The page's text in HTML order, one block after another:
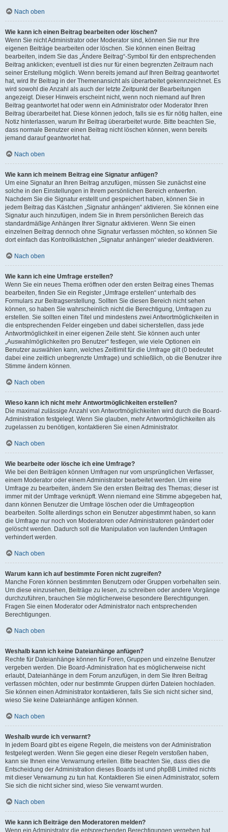
Nach oben
Wie kann ich einen Beitrag bearbeiten oder löschen?
Wenn Sie nicht Administrator oder Moderator sind, können Sie nur Ihre
eigenen Beiträge bearbeiten oder löschen. Sie können einen Beitrag
bearbeiten, indem Sie das „Ändere Beitrag“-Symbol für den entsprechenden
Beitrag anklicken; eventuell ist dies nur für einen begrenzten Zeitraum nach
seiner Erstellung möglich. Wenn bereits jemand auf Ihren Beitrag geantwortet
hat, wird Ihr Beitrag in der Themenansicht als überarbeitet gekennzeichnet. Es
wird sowohl die Anzahl als auch der letzte Zeitpunkt der Bearbeitungen
angezeigt. Dieser Hinweis erscheint nicht, wenn noch niemand auf Ihren
Beitrag geantwortet hat oder wenn ein Administrator oder Moderator Ihren
Beitrag überarbeitet hat. Diese können jedoch, falls sie es für nötig halten, eine
Notiz hinterlassen, warum Ihr Beitrag überarbeitet wurde. Bitte beachten Sie,
dass normale Benutzer einen Beitrag nicht löschen können, wenn bereits
jemand darauf geantwortet hat.
Nach oben
Wie kann ich meinem Beitrag eine Signatur anfügen?
Um eine Signatur an Ihren Beitrag anzufügen, müssen Sie zunächst eine
solche in den Einstellungen in Ihrem persönlichen Bereich entwerfen.
Nachdem Sie die Signatur erstellt und gespeichert haben, können Sie in
jedem Beitrag das Kästchen „Signatur anhängen“ aktivieren. Sie können eine
Signatur auch hinzufügen, indem Sie in Ihrem persönlichen Bereich das
standardmäßige Anhängen Ihrer Signatur aktivieren. Wenn Sie einen
einzelnen Beitrag dennoch ohne Signatur verfassen möchten, so können Sie
dort einfach das Kontrollkästchen „Signatur anhängen“ wieder deaktivieren.
Nach oben
Wie kann ich eine Umfrage erstellen?
Wenn Sie ein neues Thema eröffnen oder den ersten Beitrag eines Themas
bearbeiten, finden Sie ein Register „Umfrage erstellen“ unterhalb des
Formulars zur Beitragserstellung. Sollten Sie diesen Bereich nicht sehen
können, so haben Sie wahrscheinlich nicht die Berechtigung, Umfragen zu
erstellen. Sie sollten einen Titel und mindestens zwei Antwortmöglichkeiten in
die entsprechenden Felder eingeben und dabei sicherstellen, dass jede
Antwortmöglichkeit in einer eigenen Zeile steht. Sie können auch unter
„Auswahlmöglichkeiten pro Benutzer“ festlegen, wie viele Optionen ein
Benutzer auswählen kann, welches Zeitlimit für die Umfrage gilt (0 bedeutet
dabei eine zeitlich unbegrenzte Umfrage) und schließlich, ob die Benutzer ihre
Stimme ändern können.
Nach oben
Wieso kann ich nicht mehr Antwortmöglichkeiten erstellen?
Die maximal zulässige Anzahl von Antwortmöglichkeiten wird durch die Board-
Administration festgelegt. Wenn Sie glauben, mehr Antwortmöglichkeiten als
zugelassen zu benötigen, kontaktieren Sie einen Administrator.
Nach oben
Wie bearbeite oder lösche ich eine Umfrage?
Wie bei den Beiträgen können Umfragen nur vom ursprünglichen Verfasser,
einem Moderator oder einem Administrator bearbeitet werden. Um eine
Umfrage zu bearbeiten, ändern Sie den ersten Beitrag des Themas; dieser ist
immer mit der Umfrage verknüpft. Wenn niemand eine Stimme abgegeben hat,
dann können Benutzer die Umfrage löschen oder die Umfrageoption
bearbeiten. Sollte allerdings schon ein Benutzer abgestimmt haben, so kann
die Umfrage nur noch von Moderatoren oder Administratoren geändert oder
gelöscht werden. Dadurch soll die Manipulation von laufenden Umfragen
verhindert werden.
Nach oben
Warum kann ich auf bestimmte Foren nicht zugreifen?
Manche Foren können bestimmten Benutzern oder Gruppen vorbehalten sein.
Um diese einzusehen, Beiträge zu lesen, zu schreiben oder andere Vorgänge
durchzuführen, brauchen Sie möglicherweise besondere Berechtigungen.
Fragen Sie einen Moderator oder Administrator nach entsprechenden
Berechtigungen.
Nach oben
Weshalb kann ich keine Dateianhänge anfügen?
Rechte für Dateianhänge können für Foren, Gruppen und einzelne Benutzer
vergeben werden. Die Board-Administration hat es möglicherweise nicht
erlaubt, Dateianhänge in dem Forum anzufügen, in dem Sie Ihren Beitrag
verfassen möchten, oder nur bestimmte Gruppen dürfen Dateien hochladen.
Sie können einen Administrator kontaktieren, falls Sie sich nicht sicher sind,
wieso Sie keine Dateianhänge anfügen können.
Nach oben
Weshalb wurde ich verwarnt?
In jedem Board gibt es eigene Regeln, die meistens von der Administration
festgelegt werden. Wenn Sie gegen eine dieser Regeln verstoßen haben,
kann sie Ihnen eine Verwarnung erteilen. Bitte beachten Sie, dass dies die
Entscheidung der Administration dieses Boards ist und phpBB Limited nichts
mit dieser Verwarnung zu tun hat. Kontaktieren Sie einen Administrator, sofern
Sie sich die nicht sicher sind, wieso Sie verwarnt wurden.
Nach oben
Wie kann ich Beiträge den Moderatoren melden?
Wenn ein Administrator die entsprechenden Berechtigungen vergeben hat,